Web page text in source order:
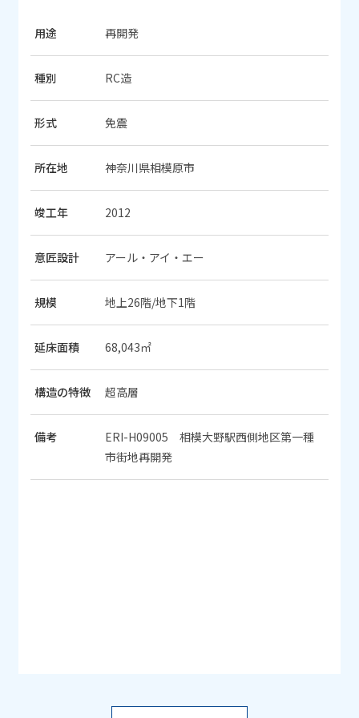
用途 再開発
種別 RC造
形式 免震
所在地 神奈川県相模原市
竣工年 2012
意匠設計 アール・アイ・エー
規模 地上26階/地下1階
延床面積 68,043㎡
構造の特徴 超高層
備考
ERI-H09005 相模大野駅西側地区第一種
市街地再開発